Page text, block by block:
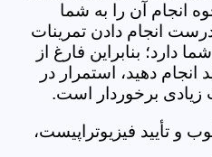
انجام آن را به شما
انجام دادن تمرینات
دارد؛ بنابراین فارغ از
دهید، استمرار در
زیادی برخوردار است.
و تأیید فیزیوتراپیست،